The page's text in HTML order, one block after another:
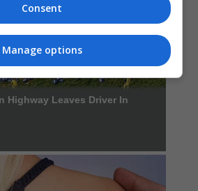
Consent
Manage options